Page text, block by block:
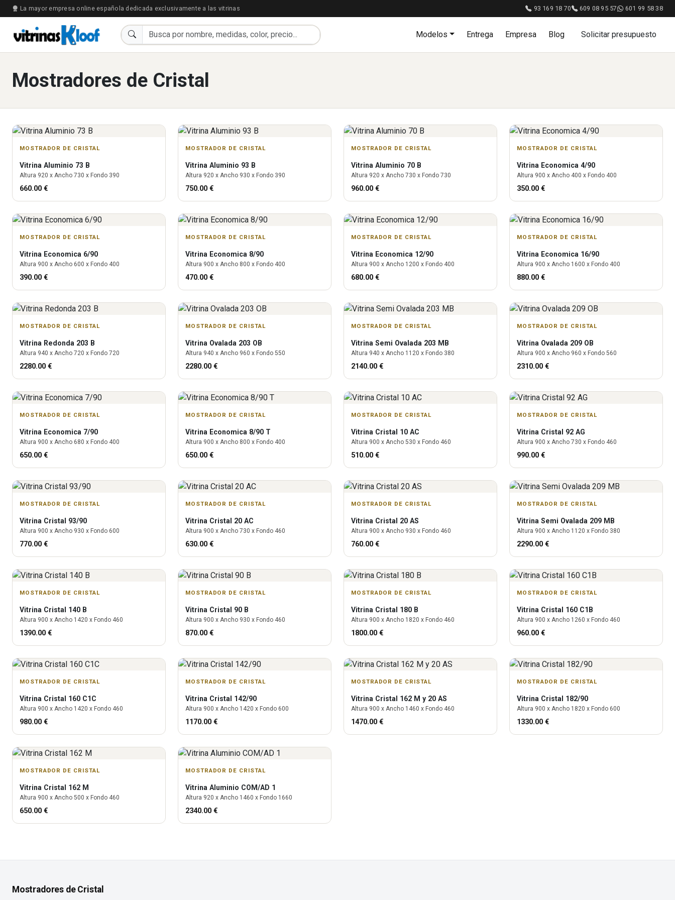
La mayor empresa online española dedicada exclusivamente a las vitrinas 93 169 18 70 609 08 95 57 601 99 58 38
Modelos Entrega Empresa Blog Solicitar presupuesto
Mostradores de Cristal
MOSTRADOR DE CRISTAL
Vitrina Aluminio 73 B
Altura 920 x Ancho 730 x Fondo 390
660.00 €
MOSTRADOR DE CRISTAL
Vitrina Aluminio 93 B
Altura 920 x Ancho 930 x Fondo 390
750.00 €
MOSTRADOR DE CRISTAL
Vitrina Aluminio 70 B
Altura 920 x Ancho 730 x Fondo 730
960.00 €
MOSTRADOR DE CRISTAL
Vitrina Economica 4/90
Altura 900 x Ancho 400 x Fondo 400
350.00 €
MOSTRADOR DE CRISTAL
Vitrina Economica 6/90
Altura 900 x Ancho 600 x Fondo 400
390.00 €
MOSTRADOR DE CRISTAL
Vitrina Economica 8/90
Altura 900 x Ancho 800 x Fondo 400
470.00 €
MOSTRADOR DE CRISTAL
Vitrina Economica 12/90
Altura 900 x Ancho 1200 x Fondo 400
680.00 €
MOSTRADOR DE CRISTAL
Vitrina Economica 16/90
Altura 900 x Ancho 1600 x Fondo 400
880.00 €
MOSTRADOR DE CRISTAL
Vitrina Redonda 203 B
Altura 940 x Ancho 720 x Fondo 720
2280.00 €
MOSTRADOR DE CRISTAL
Vitrina Ovalada 203 OB
Altura 940 x Ancho 960 x Fondo 550
2280.00 €
MOSTRADOR DE CRISTAL
Vitrina Semi Ovalada 203 MB
Altura 940 x Ancho 1120 x Fondo 380
2140.00 €
MOSTRADOR DE CRISTAL
Vitrina Ovalada 209 OB
Altura 900 x Ancho 960 x Fondo 560
2310.00 €
MOSTRADOR DE CRISTAL
Vitrina Economica 7/90
Altura 900 x Ancho 680 x Fondo 400
650.00 €
MOSTRADOR DE CRISTAL
Vitrina Economica 8/90 T
Altura 900 x Ancho 800 x Fondo 400
650.00 €
MOSTRADOR DE CRISTAL
Vitrina Cristal 10 AC
Altura 900 x Ancho 530 x Fondo 460
510.00 €
MOSTRADOR DE CRISTAL
Vitrina Cristal 92 AG
Altura 900 x Ancho 730 x Fondo 460
990.00 €
MOSTRADOR DE CRISTAL
Vitrina Cristal 93/90
Altura 900 x Ancho 930 x Fondo 600
770.00 €
MOSTRADOR DE CRISTAL
Vitrina Cristal 20 AC
Altura 900 x Ancho 730 x Fondo 460
630.00 €
MOSTRADOR DE CRISTAL
Vitrina Cristal 20 AS
Altura 900 x Ancho 930 x Fondo 460
760.00 €
MOSTRADOR DE CRISTAL
Vitrina Semi Ovalada 209 MB
Altura 900 x Ancho 1120 x Fondo 380
2290.00 €
MOSTRADOR DE CRISTAL
Vitrina Cristal 140 B
Altura 900 x Ancho 1420 x Fondo 460
1390.00 €
MOSTRADOR DE CRISTAL
Vitrina Cristal 90 B
Altura 900 x Ancho 930 x Fondo 460
870.00 €
MOSTRADOR DE CRISTAL
Vitrina Cristal 180 B
Altura 900 x Ancho 1820 x Fondo 460
1800.00 €
MOSTRADOR DE CRISTAL
Vitrina Cristal 160 C1B
Altura 900 x Ancho 1260 x Fondo 460
960.00 €
MOSTRADOR DE CRISTAL
Vitrina Cristal 160 C1C
Altura 900 x Ancho 1420 x Fondo 460
980.00 €
MOSTRADOR DE CRISTAL
Vitrina Cristal 142/90
Altura 900 x Ancho 1420 x Fondo 600
1170.00 €
MOSTRADOR DE CRISTAL
Vitrina Cristal 162 M y 20 AS
Altura 900 x Ancho 1460 x Fondo 460
1470.00 €
MOSTRADOR DE CRISTAL
Vitrina Cristal 182/90
Altura 900 x Ancho 1820 x Fondo 600
1330.00 €
MOSTRADOR DE CRISTAL
Vitrina Cristal 162 M
Altura 900 x Ancho 500 x Fondo 460
650.00 €
MOSTRADOR DE CRISTAL
Vitrina Aluminio COM/AD 1
Altura 920 x Ancho 1460 x Fondo 1660
2340.00 €
Mostradores de Cristal